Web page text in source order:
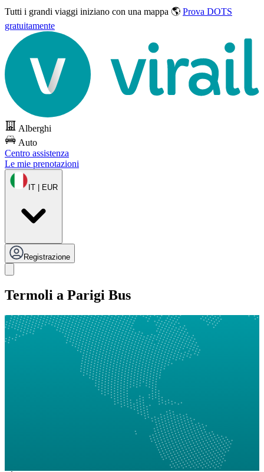
Tutti i grandi viaggi iniziano con una mappa 🌎 Prova DOTS
gratuitamente
Alberghi
Auto
Centro assistenza
Le mie prenotazioni
IT | EUR
Registrazione
Termoli a Parigi Bus